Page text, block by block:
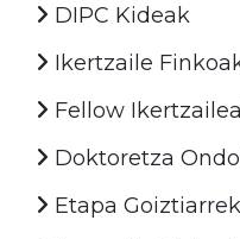
DIPC Kideak
Ikertzaile
Fellow
Doktoretza
Etapa